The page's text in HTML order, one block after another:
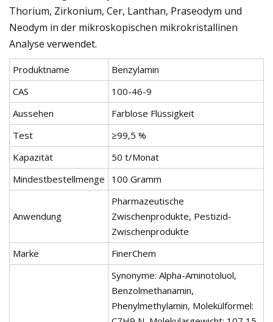
Thorium, Zirkonium, Cer, Lanthan, Praseodym und
Neodym in der mikroskopischen mikrokristallinen
Analyse verwendet.
Produktname
Benzylamin
CAS
100-46-9
Aussehen
Farblose Flüssigkeit
Test
≥99,5 %
Kapazität
50 t/Monat
Mindestbestellmenge
100 Gramm
Anwendung
Pharmazeutische
Zwischenprodukte, Pestizid-
Zwischenprodukte
Marke
FinerChem
Synonyme: Alpha-Aminotoluol,
Benzolmethanamin,
Phenylmethylamin, Molekülformel: